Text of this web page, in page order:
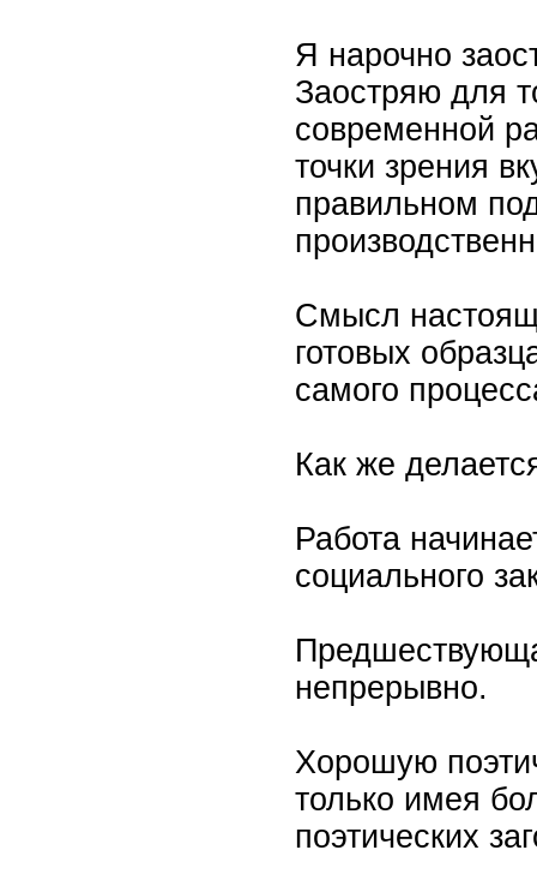
Я нарочно
Заостряю для
современной
точки зрения
правильном
Смысл
готовых
самого
Как же
Работа
социального
непрерывно.
Хорошую
только имея
поэтических